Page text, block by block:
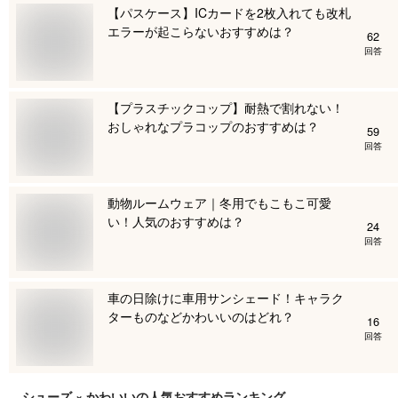
【パスケース】ICカードを2枚入れても改札
エラーが起こらないおすすめは？
62
回答
【プラスチックコップ】耐熱で割れない！
おしゃれなプラコップのおすすめは？
59
回答
動物ルームウェア｜冬用でもこもこ可愛
い！人気のおすすめは？
24
回答
車の日除けに車用サンシェード！キャラク
ターものなどかわいいのはどれ？
16
回答